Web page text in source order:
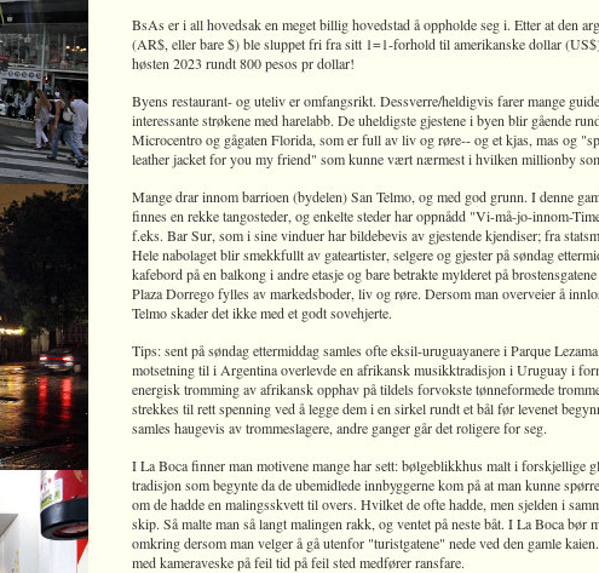
BsAs er i all hovedsak en meget billig hovedstad å oppholde seg i. Etter at den
(AR$, eller bare $) ble sluppet fri fra sitt 1=1-forhold til amerikanske dollar
høsten 2023 rundt 800 pesos pr dollar!
Byens restaurant- og uteliv er omfangsrikt. Dessverre/heldigvis farer mange
interessante strøkene med harelabb. De uheldigste gjestene i byen blir gående
Microcentro og gågaten Florida, som er full av liv og røre-- og et kjas, mas og
leather jacket for you my friend" som kunne vært nærmest i hvilken millionby
Mange drar innom barrioen (bydelen) San Telmo, og med god grunn. I denne
finnes en rekke tangosteder, og enkelte steder har oppnådd "Vi-må-jo-innom-
f.eks. Bar Sur, som i sine vinduer har bildebevis av gjestende kjendiser; fra
Hele nabolaget blir smekkfullt av gateartister, selgere og gjester på søndag
kafebord på en balkong i andre etasje og bare betrakte mylderet på
Plaza Dorrego fylles av markedsboder, liv og røre. Dersom man overveier å
Telmo skader det ikke med et godt sovehjerte.
Tips: sent på søndag ettermiddag samles ofte eksil-uruguayanere i Parque
motsetning til i Argentina overlevde en afrikansk musikktradisjon i Uruguay i
energisk tromming av afrikansk opphav på tildels forvokste tønneformede
strekkes til rett spenning ved å legge dem i en sirkel rundt et bål før levenet
samles haugevis av trommeslagere, andre ganger går det roligere for seg.
I La Boca finner man motivene mange har sett: bølgeblikkhus malt i forskjellige
tradisjon som begynte da de ubemidlede innbyggerne kom på at man kunne
om de hadde en malingsskvett til overs. Hvilket de ofte hadde, men sjelden i
skip. Så malte man så langt malingen rakk, og ventet på neste båt. I La Boca bør
omkring dersom man velger å gå utenfor "turistgatene" nede ved den gamle
med kameraveske på feil tid på feil sted medfører ransfare.